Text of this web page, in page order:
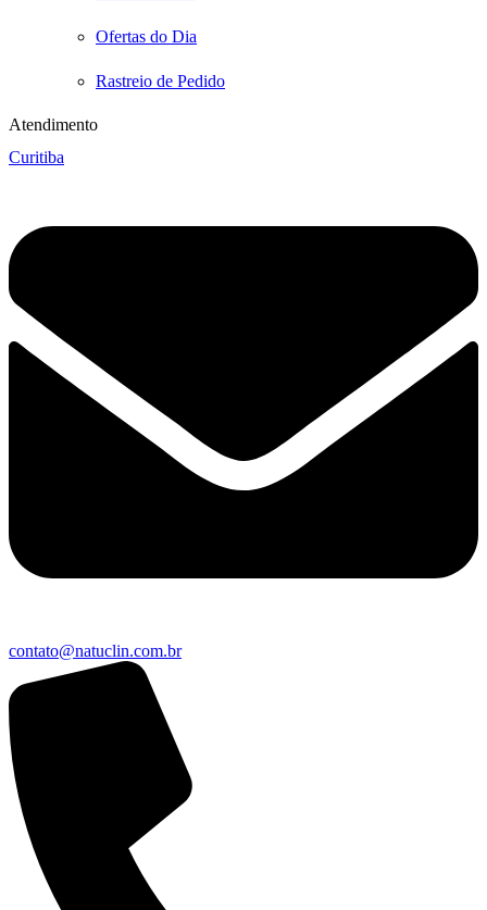
Ofertas do Dia
Rastreio de Pedido
Atendimento
Curitiba
contato@natuclin.com.br